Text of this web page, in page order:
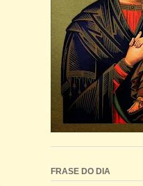
FRASE DO DIA